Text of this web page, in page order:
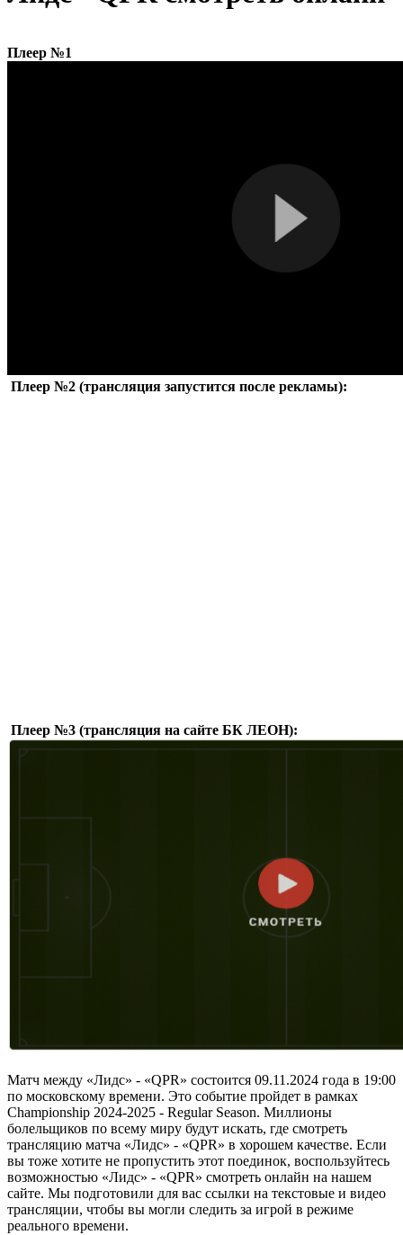
Плеер №1
Плеер №2 (трансляция запустится после рекламы):
Плеер №3 (трансляция на сайте БК ЛЕОН):
Матч между «Лидс» - «QPR» состоится 09.11.2024 года в 19:00
по московскому времени. Это событие пройдет в рамках
Championship 2024-2025 - Regular Season. Миллионы
болельщиков по всему миру будут искать, где смотреть
трансляцию матча «Лидс» - «QPR» в хорошем качестве. Если
вы тоже хотите не пропустить этот поединок, воспользуйтесь
возможностью «Лидс» - «QPR» смотреть онлайн на нашем
сайте. Мы подготовили для вас ссылки на текстовые и видео
трансляции, чтобы вы могли следить за игрой в режиме
реального времени.